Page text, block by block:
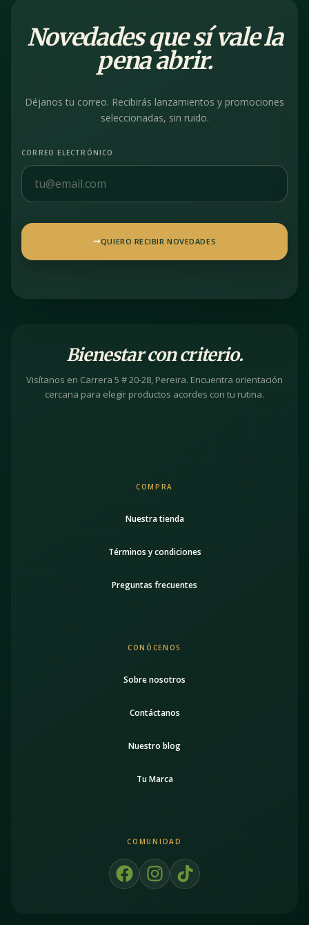
Novedades que sí vale la
pena abrir.
Déjanos tu correo. Recibirás lanzamientos y promociones
seleccionadas, sin ruido.
CORREO ELECTRÓNICO
QUIERO RECIBIR NOVEDADES
Bienestar con criterio.
Visítanos en Carrera 5 # 20-28, Pereira. Encuentra orientación
cercana para elegir productos acordes con tu rutina.
COMPRA
Nuestra tienda
Términos y condiciones
Preguntas frecuentes
CONÓCENOS
Sobre nosotros
Contáctanos
Nuestro blog
Tu Marca
COMUNIDAD
F
a
I
n
T
i